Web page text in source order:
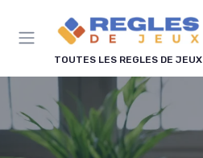
TOUTES LES REGLES DE JEUX